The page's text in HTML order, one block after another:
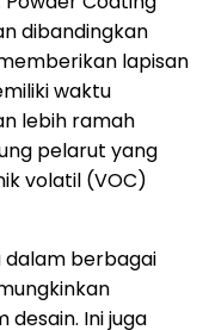
dibandingkan
lapisan
waktu
lebih ramah
pelarut yang
volatil (VOC)
dalam berbagai
desain. Ini juga